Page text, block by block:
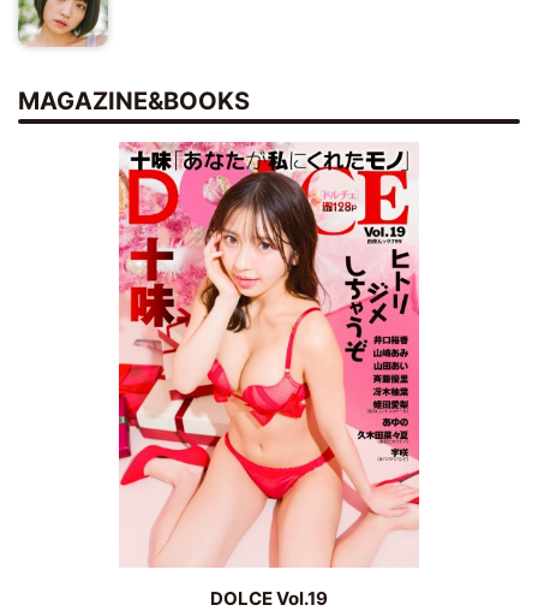
MAGAZINE&BOOKS
DOLCE Vol.19